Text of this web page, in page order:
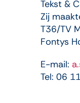
Tekst &
Zij
T36/TV
Fontys
E-mail:
Tel: 06